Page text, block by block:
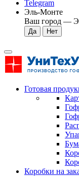
Telegram
Эль-Монте
Ваш город —
Готовая
Коробки на